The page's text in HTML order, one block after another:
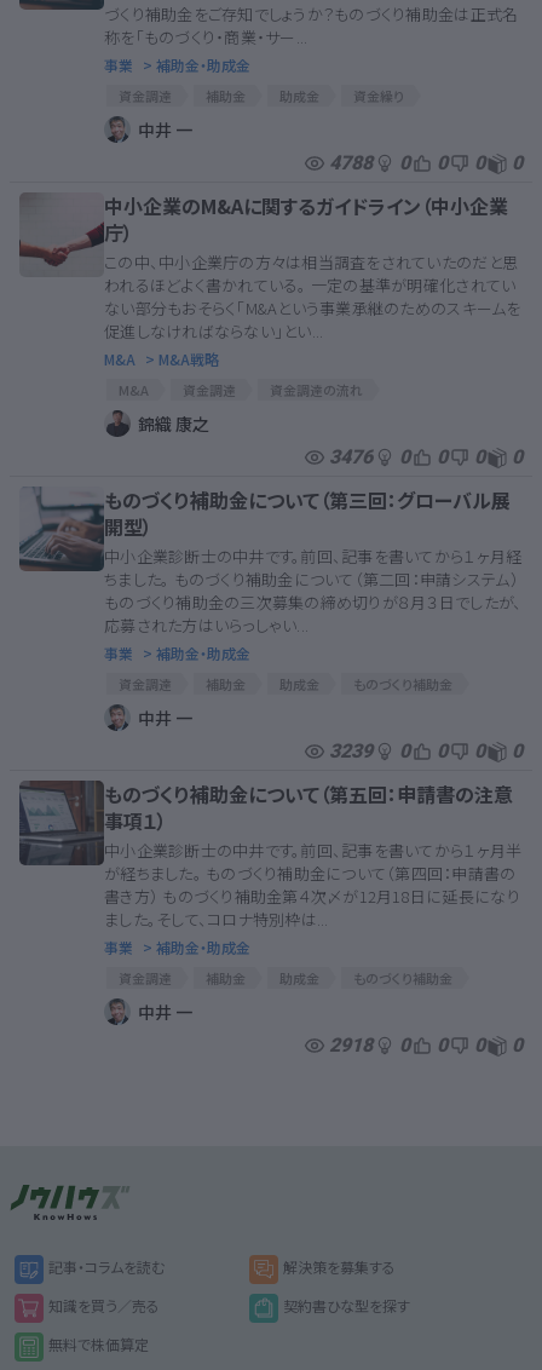
づくり補助金をご存知でしょうか？ものづくり補助金は正式名
称を「ものづくり・商業・サー...
事業 > 補助金・助成金
資金調達 補助金 助成金
資金繰り
ものづくり補助金
中井 一
4788 0 0 0 0
中小企業のM&Aに関するガイドライン（中小企業
庁）
この中、中小企業庁の方々は相当調査をされていたのだと思
われるほどよく書かれている。 一定の基準が明確化されてい
ない部分もおそらく「M&Aという事業承継のためのスキームを
促進しなければならない」とい...
M&A > M&A戦略
M&A 資金調達
資金調達の流れ
M＆Aマッチングサイト
資金調達のリスク
MA
M&A契約
MA関連
錦織 康之
3476 0 0 0 0
ものづくり補助金について（第三回：グローバル展
開型）
中小企業診断士の中井です。前回、記事を書いてから１ヶ月経
ちました。 ものづくり補助金について（第二回：申請システム）
ものづくり補助金の三次募集の締め切りが８月３日でしたが、
応募された方はいらっしゃい...
事業 > 補助金・助成金
資金調達 補助金 助成金
ものづくり補助金
資金繰り
中井 一
3239 0 0 0 0
ものづくり補助金について（第五回：申請書の注意
事項１）
中小企業診断士の中井です。前回、記事を書いてから１ヶ月半
が経ちました。 ものづくり補助金について（第四回：申請書の
書き方） ものづくり補助金第４次〆が12月18日に延長になり
ました。そして、コロナ特別枠は...
事業 > 補助金・助成金
資金調達 補助金 助成金
ものづくり補助金
資金繰り
中井 一
2918 0 0 0 0
記事・コラムを読む 解決策を募集する
知識を買う／売る 契約書ひな型を探す
無料で株価算定